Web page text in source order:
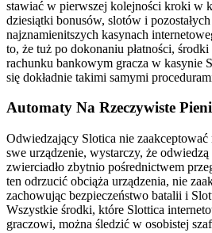
stawiać w pierwszej kolejności kroki w
dziesiątki bonusów, slotów i
najznamienitszych kasynach
to, że tuż po dokonaniu płatności,
rachunku bankowym gracza w kasynie
się dokładnie takimi samymi
Automaty Na Rzeczywiste
Odwiedzający Slotica nie zaakceptować
swe urządzenie, wystarczy, że
zwierciadło zbytnio pośrednictwem
ten odrzucić obciąża urządzenia, nie
zachowując bezpieczeństwo batalii i
Wszystkie środki, które Slottica
graczowi, można śledzić w osobistej